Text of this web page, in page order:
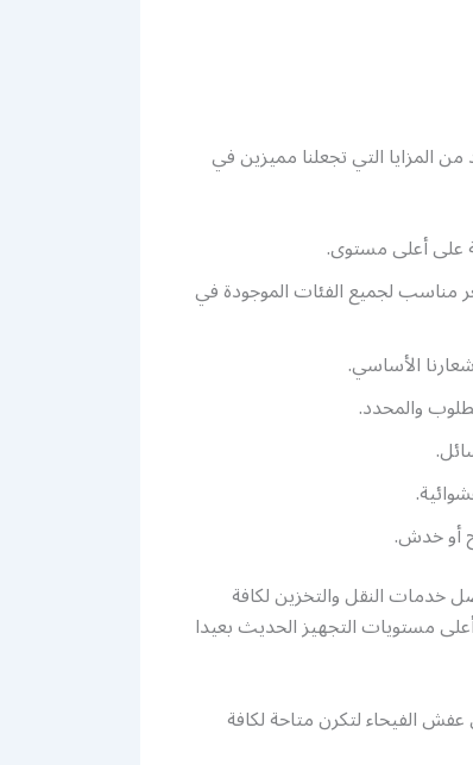
المزايا التي تجعلنا مميزين في
على أعلى مستوى.
لجميع الفئات الموجودة في
الأساسي.
والمحدد.
أو خدش.
خدمات النقل والتخزين لكافة
مستويات التجهيز الحديث بعيدا
الفيحاء لتكرن متاحة لكافة